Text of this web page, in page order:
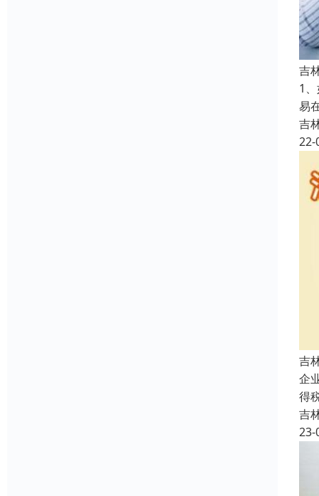
吉
1
易
吉
22-
吉
企
得
吉
23-